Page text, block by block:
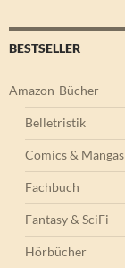
BESTSELLER
Amazon-Bücher
Belletristik
Comics & Mangas
Fachbuch
Fantasy & SciFi
Hörbücher